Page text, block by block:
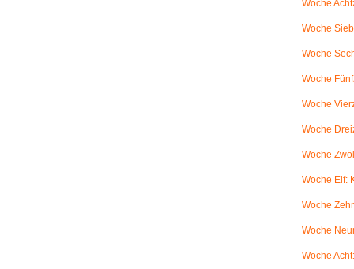
Woche
Woche
Woche
Woche
Woche
Woche
Woche
Woche Elf:
Woche
Woche
Woche